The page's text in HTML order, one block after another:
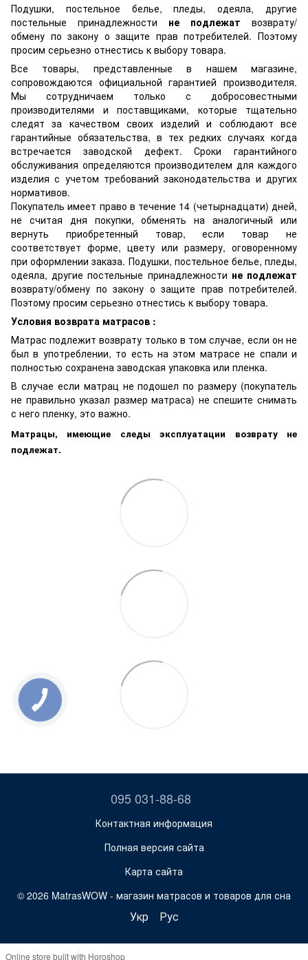
Подушки, постельное белье, пледы, одеяла, другие
постельные принадлежности не подлежат возврату/
обмену по закону о защите прав потребителей. Поэтому
просим серьезно отнестись к выбору товара.
Все товары, представленные в нашем магазине,
сопровождаются официальной гарантией производителя.
Мы сотрудничаем только с добросовестными
производителями и поставщиками, которые тщательно
следят за качеством своих изделий и соблюдают все
гарантийные обязательства, в тех редких случаях когда
встречается заводской дефект. Сроки гарантийного
обслуживания определяются производителем для каждого
изделия с учетом требований законодательства и других
нормативов.
Покупатель имеет право в течение 14 (четырнадцати) дней,
не считая дня покупки, обменять на аналогичный или
вернуть приобретенный товар, если товар не
соответствует форме, цвету или размеру, оговоренному
при оформлении заказа. Подушки, постельное белье, пледы,
одеяла, другие постельные принадлежности не подлежат
возврату/обмену по закону о защите прав потребителей.
Поэтому просим серьезно отнестись к выбору товара.
Условия возврата матрасов :
Матрас подлежит возврату только в том случае, если он не
был в употреблении, то есть на этом матрасе не спали и
полностью сохранена заводская упаковка или пленка.
В случае если матрац не подошел по размеру (покупатель
не правильно указал размер матраса) не спешите снимать
с него пленку, это важно.
Матрацы, имеющие следы эксплуатации возврату не
подлежат.
095 031-88-68
Контактная информация
Полная версия сайта
Карта сайта
© 2026 MatrasWOW - магазин матрасов и товаров для сна
Укр Рус
Online store built with Horoshop